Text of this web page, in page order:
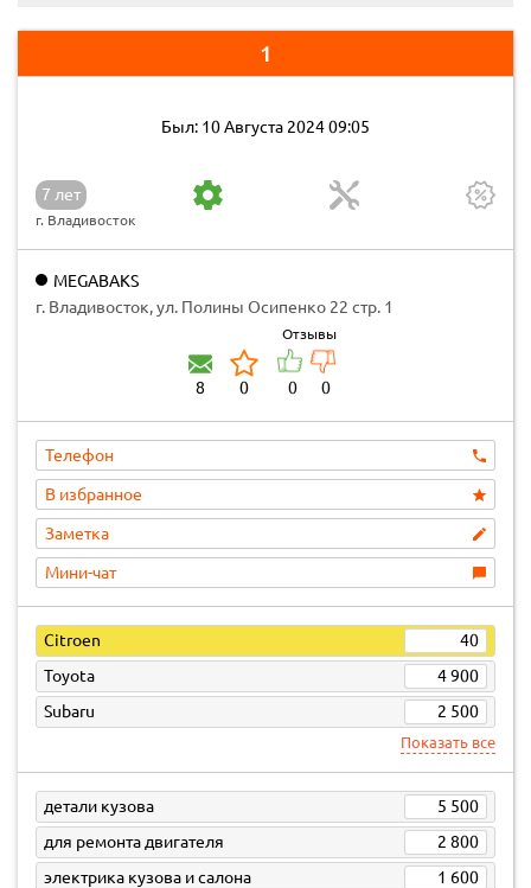
1
Был: 10 Августа 2024 09:05
7 лет
г. Владивосток
MEGABAKS
г. Владивосток, ул. Полины Осипенко 22 стр. 1
8 0
Отзывы
0 0
Телефон
В избранное
Заметка
Мини-чат
Citroen
40
Toyota
4 900
Subaru
2 500
Показать все
детали кузова
5 500
для ремонта двигателя
2 800
электрика кузова и салона
1 600